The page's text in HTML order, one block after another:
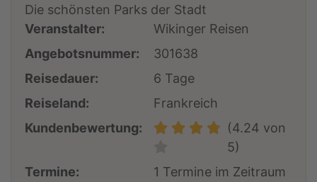
Die schönsten Parks der Stadt
Veranstalter:
Wikinger Reisen
Angebotsnummer:
301638
Reisedauer:
6 Tage
Reiseland:
Frankreich
Kundenbewertung:
(4.24 von
5)
Termine:
1 Termine im Zeitraum